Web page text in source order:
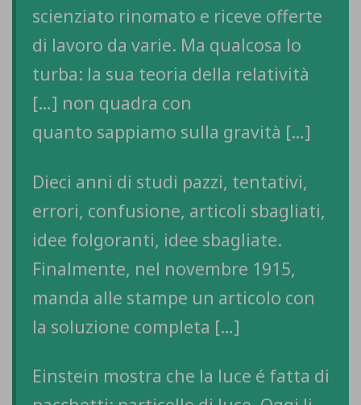
scienziato rinomato e riceve offerte
di lavoro da varie. Ma qualcosa lo
turba: la sua teoria della relatività
[…] non quadra con
quanto sappiamo sulla gravità […]
Dieci anni di studi pazzi, tentativi,
errori, confusione, articoli sbagliati,
idee folgoranti, idee sbagliate.
Finalmente, nel novembre 1915,
manda alle stampe un articolo con
la soluzione completa […]
Einstein mostra che la luce é fatta di